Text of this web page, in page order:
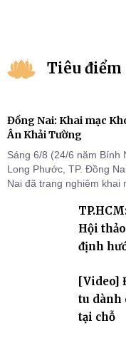
Tiêu điểm
Đồng Nai: Khai mạc
Ân Khải Tường
Sáng 6/8 (24/6 năm Bính
Long Phước, TP. Đồng
Nai đã trang nghiêm khai
chỗ khu vực VII, VIII và
Hội
định
[Video]
tu dành
tại chỗ